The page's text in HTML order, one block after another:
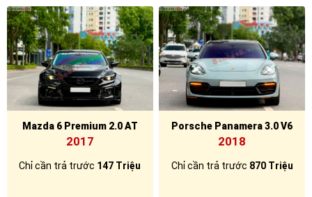
Mazda 6 Premium 2.0 AT
2017
Chỉ cần trả trước 147 Triệu
Porsche Panamera 3.0 V6
2018
Chỉ cần trả trước 870 Triệu